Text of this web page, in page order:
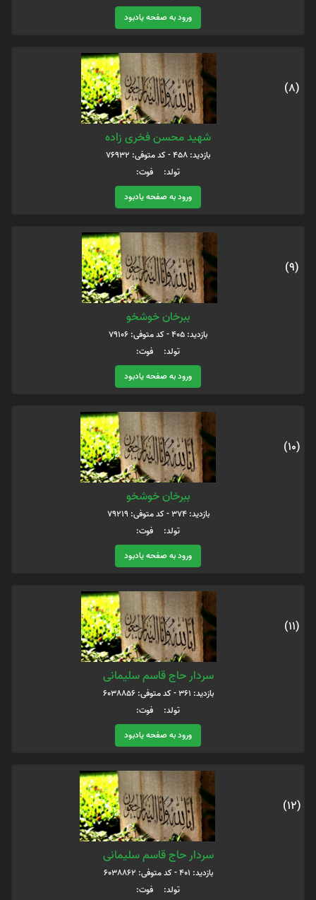
ورود به صفحه یادبود
(8)
شهید محسن فخری زاده
بازدید: 458 - کد متوفی: 76932
تولد: فوت:
ورود به صفحه یادبود
(9)
ببرخان خوشخو
بازدید: 405 - کد متوفی: 79106
تولد: فوت:
ورود به صفحه یادبود
(10)
ببرخان خوشخو
بازدید: 374 - کد متوفی: 79219
تولد: فوت:
ورود به صفحه یادبود
(11)
سردار حاج قاسم سلیمانی
بازدید: 361 - کد متوفی: 6038856
تولد: فوت:
ورود به صفحه یادبود
(12)
سردار حاج قاسم سلیمانی
بازدید: 401 - کد متوفی: 6038862
تولد: فوت: